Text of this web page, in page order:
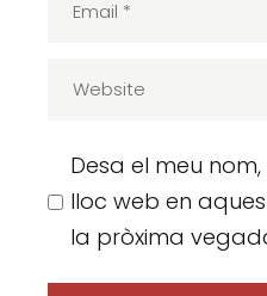
Desa el meu
lloc web en
la pròxima